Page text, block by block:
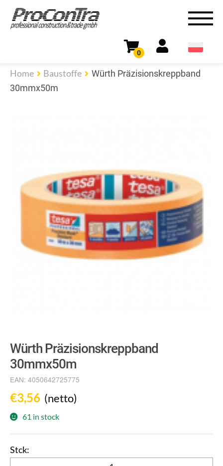
0
Home Baustoffe
Würth Präzisionskreppband
30mmx50m
Würth Präzisionskreppband
30mmx50m
EAN: 4050642725775
€3,56 (netto)
61 in stock